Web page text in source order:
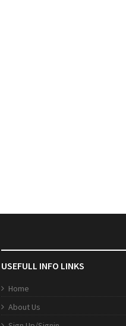
USEFULL INFO LINKS
Home
About Us